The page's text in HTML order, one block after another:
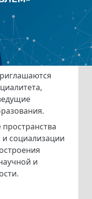
пространства
социализации
и